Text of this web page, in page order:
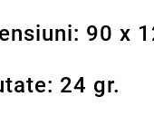
90 x
24 gr.